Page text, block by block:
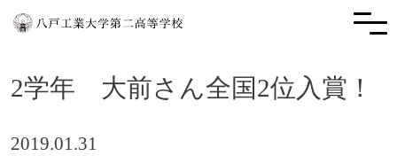
2学年 大前さん全国2位入賞！
2019.01.31